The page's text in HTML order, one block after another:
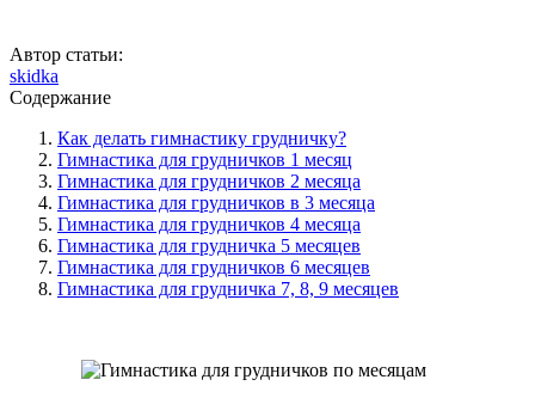
Автор статьи:
skidka
Содержание
Как делать гимнастику грудничку?
Гимнастика для грудничков 1 месяц
Гимнастика для грудничков 2 месяца
Гимнастика для грудничков в 3 месяца
Гимнастика для грудничков 4 месяца
Гимнастика для грудничка 5 месяцев
Гимнастика для грудничков 6 месяцев
Гимнастика для грудничка 7, 8, 9 месяцев